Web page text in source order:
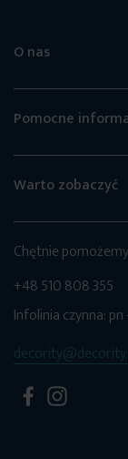
O nas
Pomocne
Warto zobaczyć
Chętnie pomożemy
+48 510 808 355
Infolinia czynna: